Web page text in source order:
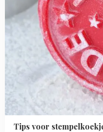
Tips voor